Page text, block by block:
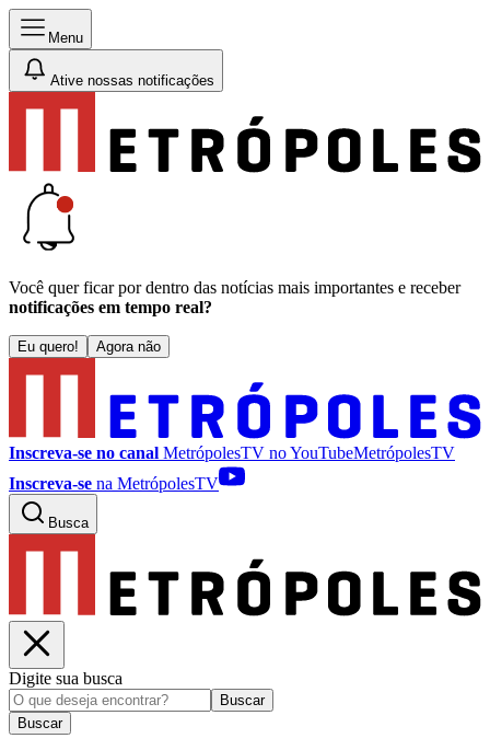
Menu
Ative nossas notificações
Você quer ficar por dentro das notícias mais importantes e receber
notificações em tempo real?
Eu quero! Agora não
Inscreva-se no canal MetrópolesTV noYouTubeMetrópolesTV
Inscreva-se na MetrópolesTV
Busca
Digite sua busca
Buscar
Buscar